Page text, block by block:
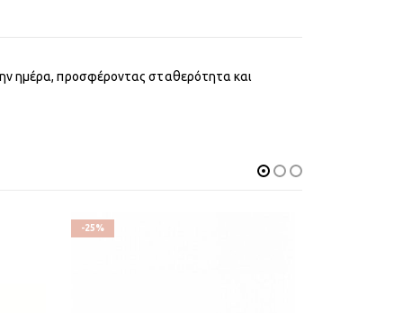
ημέρα, προσφέροντας σταθερότητα και
-25%